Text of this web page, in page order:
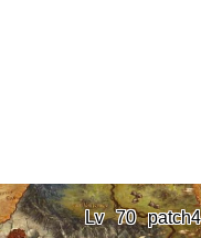
Lv 70